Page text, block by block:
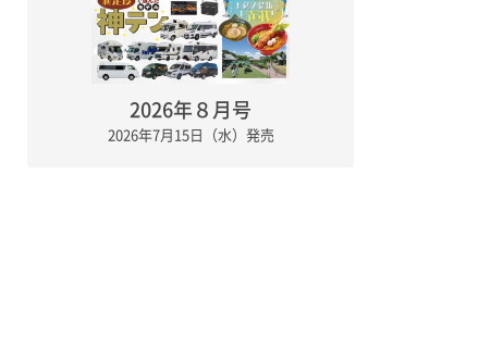
2026年８月号
2026年7月15日（水）発売